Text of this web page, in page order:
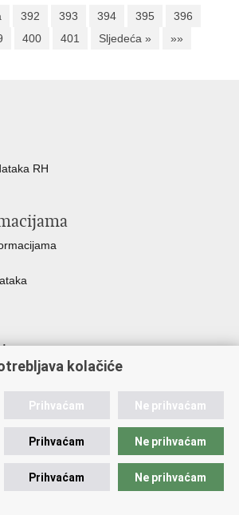
392 393 394 395
396
400 401 Sljedeća » »»
RH
poslova
kolačiće
Prihvaćam Ne prihvaćam
Prihvaćam Ne prihvaćam
Prihvaćam Ne prihvaćam